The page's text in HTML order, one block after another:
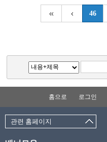
46
홈으로 로그인
관련 홈페이지